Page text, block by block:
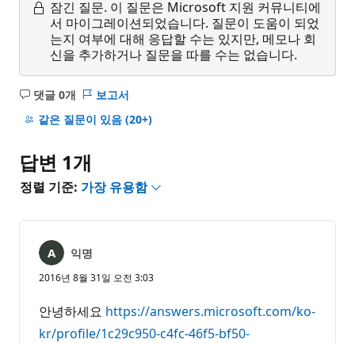
잠긴 질문. 이 질문은 Microsoft 지원 커뮤니티에
서 마이그레이션되었습니다. 질문이 도움이 되었
는지 여부에 대해 응답할 수는 있지만, 메모나 회
신을 추가하거나 질문을 따를 수는 없습니다.
댓글 0개
설
명
음
보고서
같은 질문이 있음 (20+)
답변 1개
정렬 기준: 가장 유용함
익명
2016년 8월 31일 오전 3:03
안녕하세요 https://answers.microsoft.com/ko-
kr/profile/1c29c950-c4fc-46f5-bf50-